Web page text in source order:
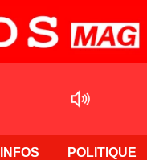
INFOS POLITIQUE